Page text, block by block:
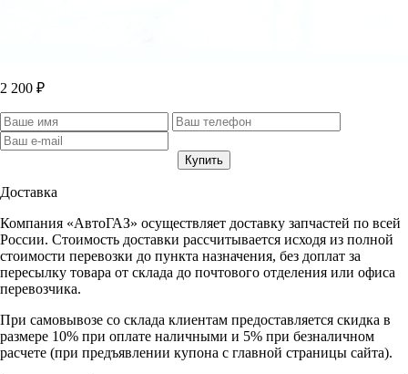
2 200 ₽
Доставка
Компания «АвтоГАЗ» осуществляет доставку запчастей по всей
России. Стоимость доставки рассчитывается исходя из полной
стоимости перевозки до пункта назначения, без доплат за
пересылку товара от склада до почтового отделения или офиса
перевозчика.
При самовывозе со склада клиентам предоставляется скидка в
размере 10% при оплате наличными и 5% при безналичном
расчете (при предъявлении купона с главной страницы сайта).